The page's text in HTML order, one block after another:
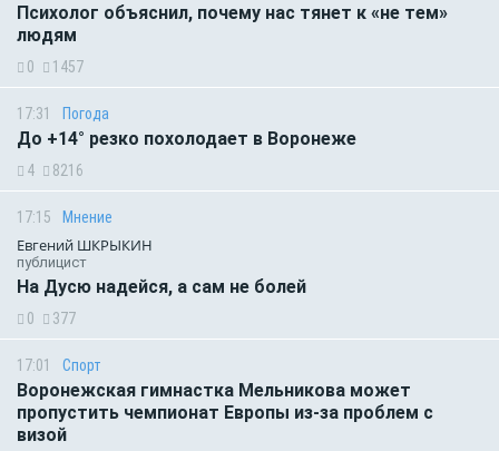
Психолог объяснил, почему нас тянет к «не тем»
людям
0 1457
17:31 Погода
До +14° резко похолодает в Воронеже
4 8216
17:15 Мнение
Евгений ШКРЫКИН
публицист
На Дусю надейся, а сам не болей
0 377
17:01 Спорт
Воронежская гимнастка Мельникова может
пропустить чемпионат Европы из-за проблем с
визой